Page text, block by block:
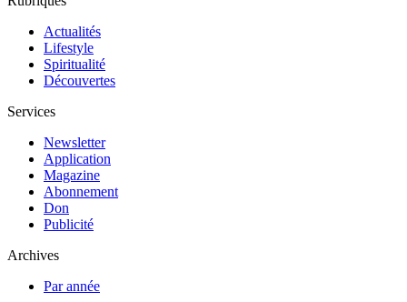
Actualités
Lifestyle
Spiritualité
Découvertes
Services
Newsletter
Application
Magazine
Abonnement
Don
Publicité
Archives
Par année